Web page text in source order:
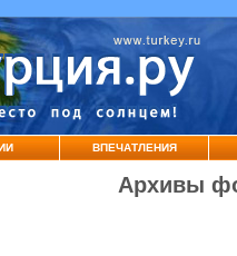
ВПЕЧАТЛЕНИЯ
Архивы